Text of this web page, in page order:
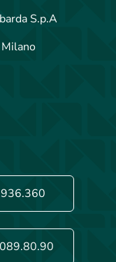
S.p.A